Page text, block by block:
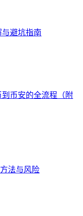
与避坑指南
到币安的全流程（附
法与风险